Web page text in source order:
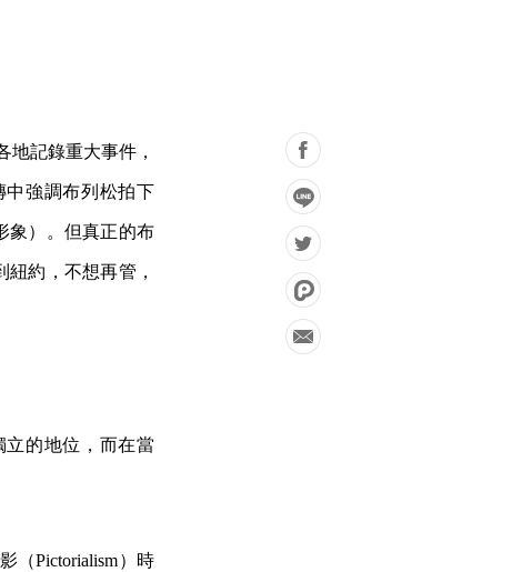
地記錄重大事件，
強調布列松拍下
象）。但真正的布
約，不想再管，
的地位，而在當
（Pictorialism）時